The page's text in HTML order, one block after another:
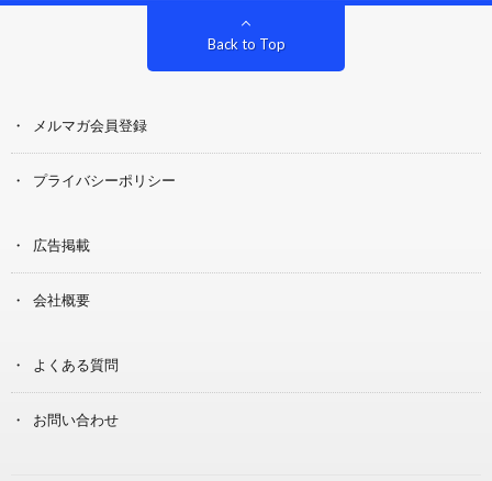
Back to Top
メルマガ会員登録
プライバシーポリシー
広告掲載
会社概要
よくある質問
お問い合わせ